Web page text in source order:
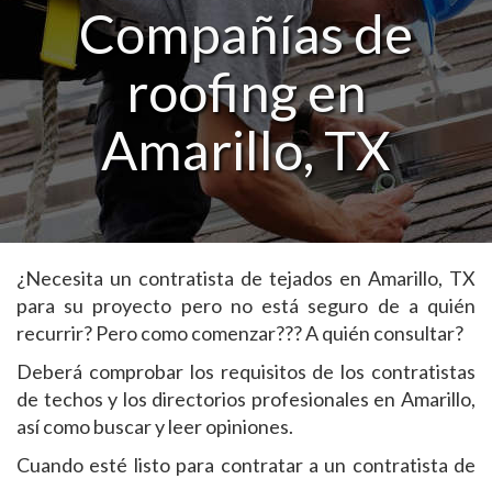
Compañías de
roofing en
Amarillo, TX
¿Necesita un contratista de tejados en Amarillo, TX
para su proyecto pero no está seguro de a quién
recurrir? Pero como comenzar??? A quién consultar?
Deberá comprobar los requisitos de los contratistas
de techos y los directorios profesionales en Amarillo,
así como buscar y leer opiniones.
Cuando esté listo para contratar a un contratista de